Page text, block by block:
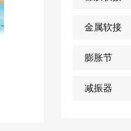
金属软接
膨胀节
减振器